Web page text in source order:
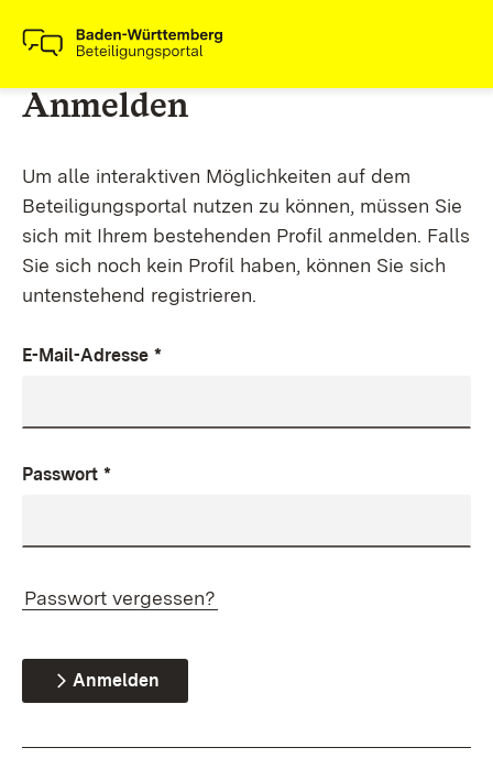
Anmelden
Um alle interaktiven Möglichkeiten auf dem
Beteiligungsportal nutzen zu können, müssen Sie
sich mit Ihrem bestehenden Profil anmelden. Falls
Sie sich noch kein Profil haben, können Sie sich
untenstehend registrieren.
E-Mail-Adresse *
Passwort *
Passwort vergessen?
Anmelden